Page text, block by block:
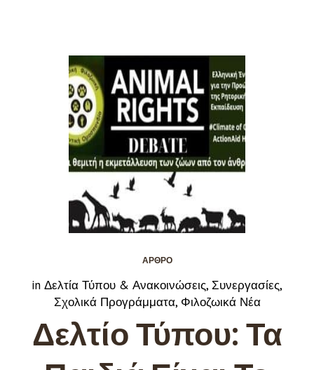
ΆΡΘΡΟ
in Δελτία Τύπου & Ανακοινώσεις, Συνεργασίες,
Σχολικά Προγράμματα, Φιλοζωικά Νέα
Δελτίο Τύπου: Τα